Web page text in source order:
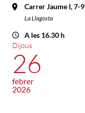
Carrer Jaume I, 7-9
La Llagosta
A les 16.30 h
Dijous
26
febrer
2026